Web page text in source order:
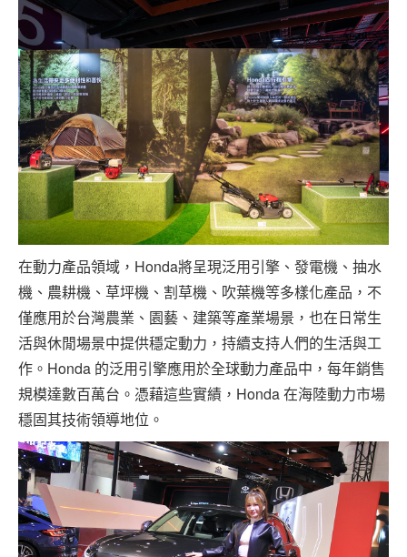
在動力產品領域，Honda將呈現泛用引擎、發電機、抽水
機、農耕機、草坪機、割草機、吹葉機等多樣化產品，不
僅應用於台灣農業、園藝、建築等產業場景，也在日常生
活與休閒場景中提供穩定動力，持續支持人們的生活與工
作。Honda 的泛用引擎應用於全球動力產品中，每年銷售
規模達數百萬台。憑藉這些實績，Honda 在海陸動力市場
穩固其技術領導地位。